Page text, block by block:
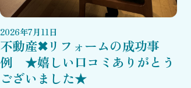
2026年7月11日
不動産✖リフォームの成功事
例 ★嬉しい口コミありがとう
ございました★